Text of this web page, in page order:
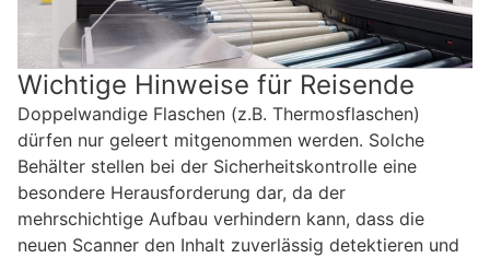
Wichtige Hinweise für Reisende
Doppelwandige Flaschen (z.B. Thermosflaschen)
dürfen nur geleert mitgenommen werden. Solche
Behälter stellen bei der Sicherheitskontrolle eine
besondere Herausforderung dar, da der
mehrschichtige Aufbau verhindern kann, dass die
neuen Scanner den Inhalt zuverlässig detektieren und